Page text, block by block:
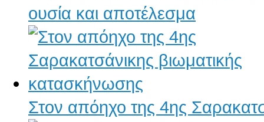
ουσία και αποτέλεσμα
Στον απόηχο της 4ης